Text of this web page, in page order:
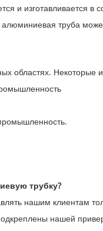
и изготавливается
труба
областях.
трубку?
нашим клиентам
нашей